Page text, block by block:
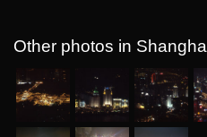
Other photos in